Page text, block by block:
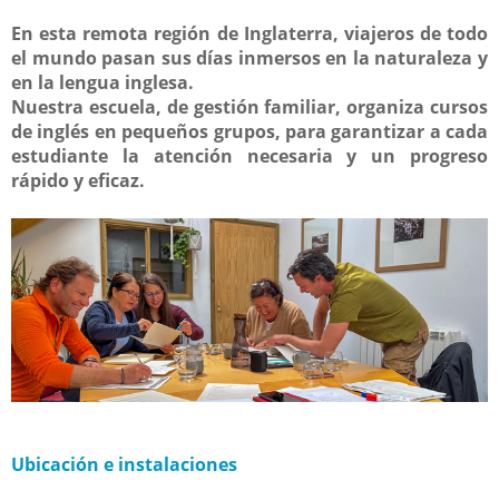
En esta remota región de Inglaterra, viajeros de todo
el mundo pasan sus días inmersos en la naturaleza y
en la lengua inglesa.
Nuestra escuela, de gestión familiar, organiza cursos
de inglés en pequeños grupos, para garantizar a cada
estudiante la atención necesaria y un progreso
rápido y eficaz.
Ubicación e instalaciones